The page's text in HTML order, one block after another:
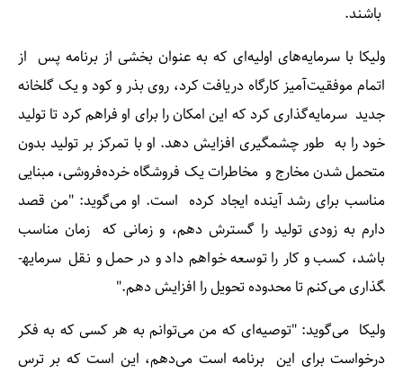
باشند.
ولیکا با سرمایه‌های اولیه‌ای که به عنوان بخشی از برنامه پس از
اتمام موفقیت‌آمیز کارگاه دریافت کرد، روی بذر و کود و یک گلخانه
جدید سرمایه‌گذاری کرد که این امکان را برای او فراهم کرد تا تولید
خود را به طور چشمگیری افزایش دهد. او با تمرکز بر تولید بدون
متحمل شدن مخارج و مخاطرات یک فروشگاه خرده‌فروشی، مبنایی
مناسب برای رشد آینده ایجاد کرده است. او می‌گوید: "من قصد
دارم به زودی تولید را گسترش دهم، و زمانی که زمان مناسب
باشد، کسب و کار را توسعه خواهم داد و در حمل و نقل سرمایه­
گذاری می‌کنم تا محدوده تحویل را افزایش دهم."
ولیکا می‌گوید: "توصیه‌ای که من می‌توانم به هر کسی که به فکر
درخواست برای این برنامه است می‌دهم، این است که بر ترس